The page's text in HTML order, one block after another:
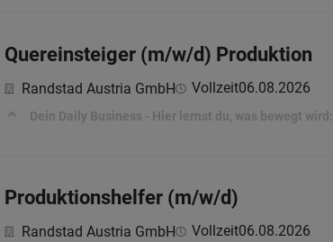
Quereinsteiger (m/w/d) Produktion
Randstad Austria GmbH Vollzeit06.08.2026
Dein Daily Business - Hier lernst du, was bewegt wird:
Produktionshelfer (m/w/d)
Randstad Austria GmbH Vollzeit06.08.2026